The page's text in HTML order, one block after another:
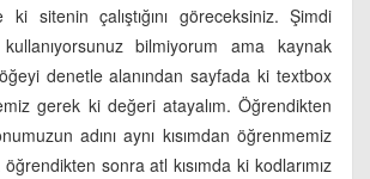
ki sitenin çalıştığını göreceksiniz. Şimdi
kullanıyorsunuz bilmiyorum ama kaynak
denetle alanından sayfada ki textbox
gerek ki değeri atayalım. Öğrendikten
adını aynı kısımdan öğrenmemiz
öğrendikten sonra atl kısımda ki kodlarımız